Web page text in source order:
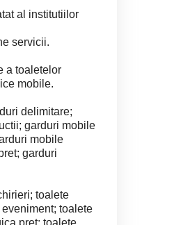
al institutiilor
servicii.
a toaletelor
mobile.
delimitare;
garduri mobile
mobile
garduri
toalete
toalete
pret; toalete